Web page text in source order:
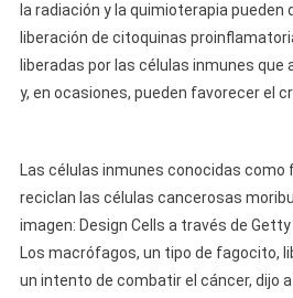
la radiación y la quimioterapia pueden
liberación de citoquinas
liberadas por las células inmunes
y, en ocasiones, pueden favorecer el
Las células inmunes conocidas como
reciclan las células cancerosas
imagen: Design Cells a través de Getty
Los macrófagos, un tipo de fagocito,
un intento de combatir el cáncer, dijo a